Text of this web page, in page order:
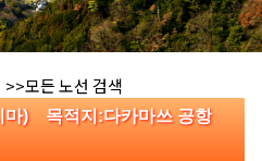
>>모든 노선 검색
마) 목적지:다카마쓰 공항